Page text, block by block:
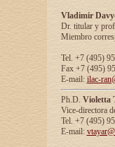
Vladimir
Dr. titular y
Miembro
Tel. +7 (495)
Fax +7 (495)
E-mail: ilac-
Ph.D. Violetta
Vice-directora
Tel. +7 (495)
E-mail: